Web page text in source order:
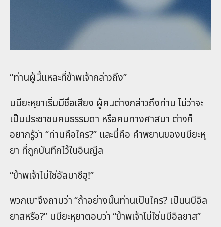
“ท่านผู้นี้แหละที่ข้าพเจ้ากล่าวถึง”
นบียะหฺยาเริ่มมีชื่อเสียง ผู้คนต่างกล่าวถึงท่าน ไม่ว่าจะ
เป็นประชาชนคนธรรมดา หรือคนทางศาสนา ต่างก็
อยากรู้ว่า “ท่านคือใคร?” และนี่คือ คำพยานของนบียะหฺ
ยา ที่ถูกบันทึกไว้ในอินญีล
“ข้าพเจ้าไม่ใช่อัลมาซีฮฺ!”
พวกเขาจึงถามว่า “ถ้าอย่างนั้นท่านเป็นใคร? เป็นนบีอิล
ยาสหรือ?” นบียะหฺยาตอบว่า “ข้าพเจ้าไม่ใช่นบีอิลยาส”